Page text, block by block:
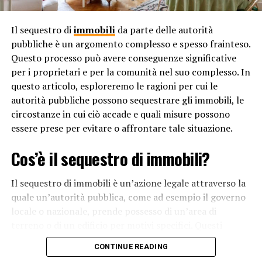
supporto sociale. L’accesso a queste risorse è essenziale
per garantire che ogni persona abbia la possibilità di
perseguire la felicità e di realizzare il proprio potenziale.
In sintesi, hai il diritto di crescere felice perché la felicità
è un elemento fondamentale per il benessere individuale
e sociale. Ogni individuo merita di vivere una vita felice e
soddisfacente, libera da discriminazioni, oppressione e
ingiustizie. La società ha il compito di creare un
ambiente in cui ogni persona possa coltivare la felicità e
RELATED TOPICS:
UP NEXT
DON'T MISS
Perché esistono leggi sulla filiazione?
Il sequestro diimmobilida parte delle autorità
pubbliche è un argomento complesso e spesso frainteso.
Questo processo può avere conseguenze significative
per i proprietari e per la comunità nel suo complesso. In
questo articolo, esploreremo le ragioni per cui le
autorità pubbliche possono sequestrare gli immobili, le
circostanze in cui ciò accade e quali misure possono
essere prese per evitare o affrontare tale situazione.
Cos’è il sequestro di immobili?
Il sequestro di immobili è un’azione legale attraverso la
quale un’autorità pubblica, come ad esempio il governo
motivi possono variare dalle questioni di sicurezza
pubblica alla necessità di sviluppo urbano o
CONTINUE READING